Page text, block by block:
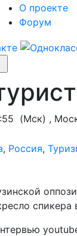
О проекте
Форум
(Мск) ,
, Россия,